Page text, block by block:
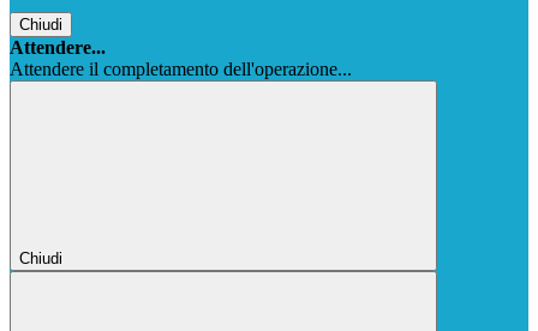
Chiudi
Attendere...
Attendere il completamento dell'operazione...
Chiudi